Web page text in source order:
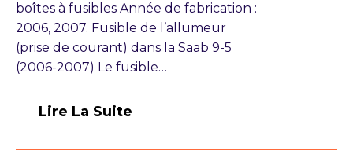
boîtes à fusibles Année de fabrication :
2006, 2007. Fusible de l’allumeur
(prise de courant) dans la Saab 9-5
(2006-2007) Le fusible…
Lire La Suite